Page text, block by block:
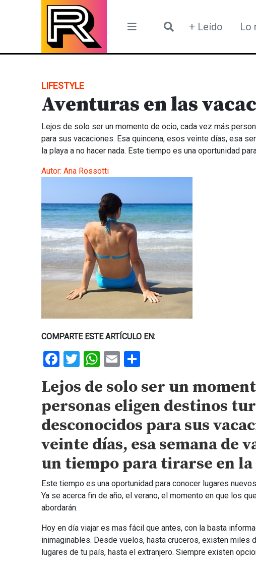
+ Leído Lo
LIFESTYLE
Aventuras en las
Lejos de solo ser un momento de ocio, cada vez más
para sus vacaciones. Esa quincena, esos veinte días, esa
la playa a no hacer nada. Este tiempo es una oportunidad
Autor: Ana Rossotti
COMPARTE ESTE ARTÍCULO EN:
Facebook
Twitter
WhatsApp
Email
Lejos de solo ser un
personas eligen destinos
desconocidos para sus
veinte días, esa semana de
un tiempo para tirarse en la
Este tiempo es una oportunidad para conocer lugares
Ya se acerca fin de año, el verano, el momento en que los
abordarán.
Hoy en día viajar es mas fácil que antes, con la basta
inimaginables. Desde vuelos, hasta cruceros, existen miles
lugares de tu país, hasta el extranjero. Siempre existen